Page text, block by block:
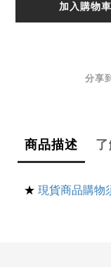
加入購物車
分享
商品描述
★ 現貨商品購物